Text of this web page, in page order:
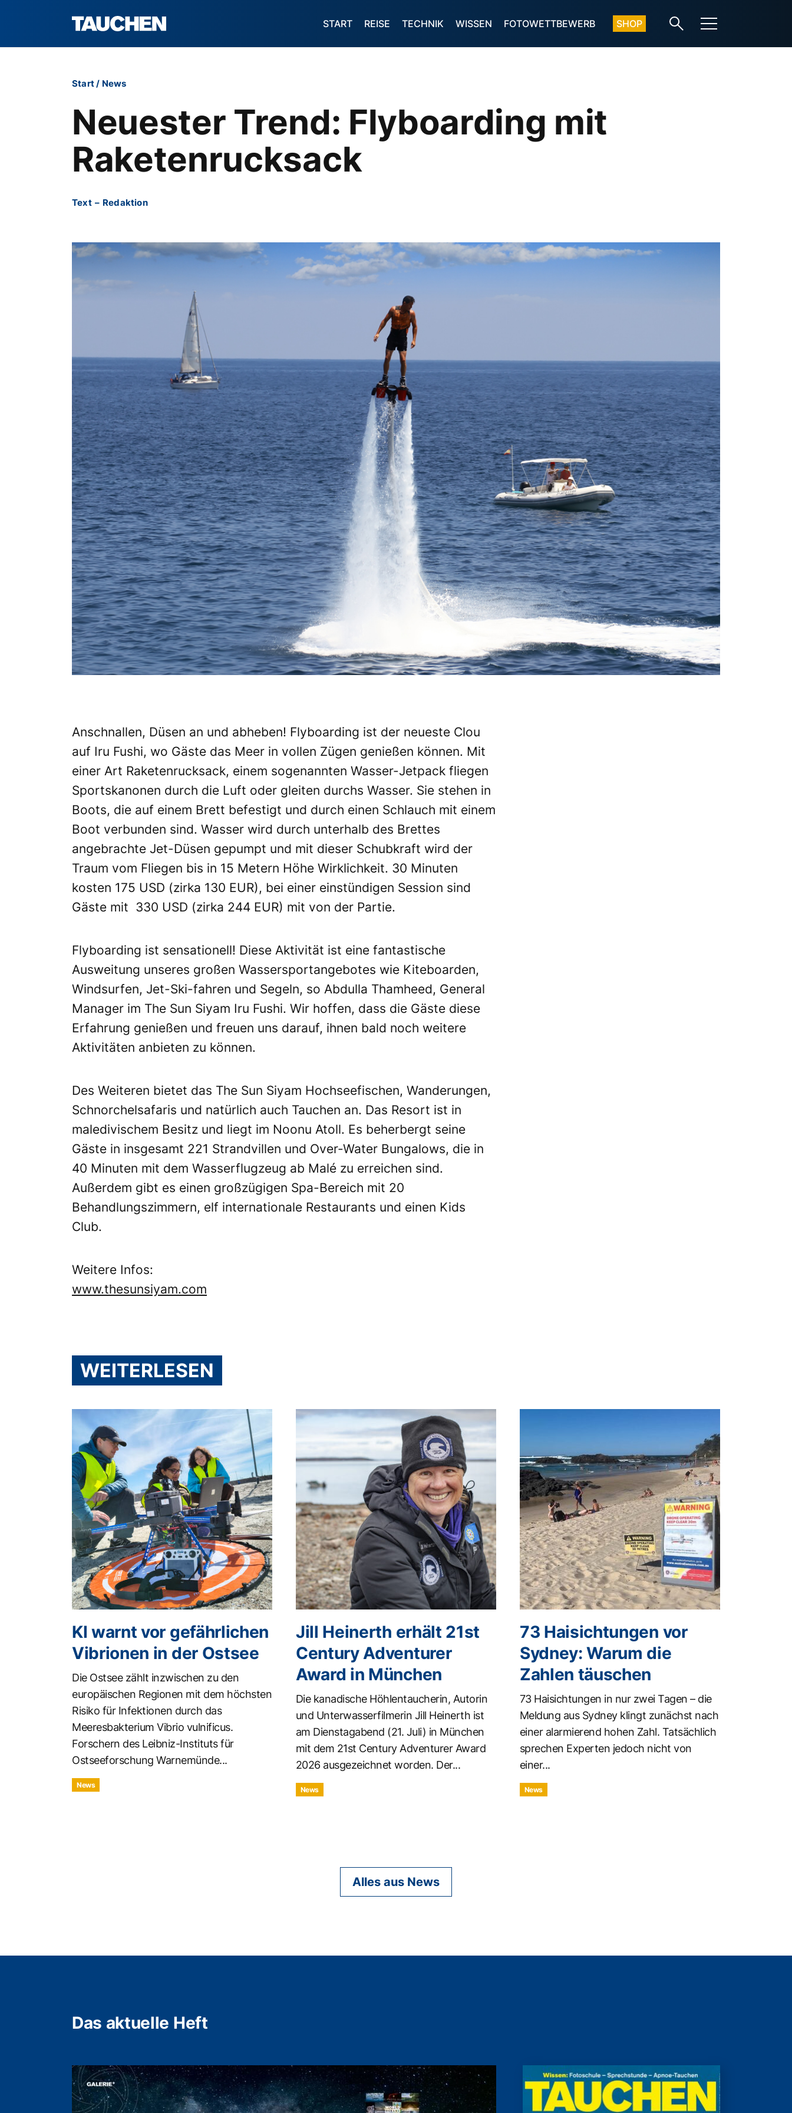
START REISE TECHNIK WISSEN FOTOWETTBEWERB SHOP
Start/ News
Neuester Trend: Flyboarding mit
Raketenrucksack
Text – Redaktion
Anschnallen, Düsen an und abheben! Flyboarding ist der neueste Clou
auf Iru Fushi, wo Gäste das Meer in vollen Zügen genießen können. Mit
einer Art Raketenrucksack, einem sogenannten Wasser-Jetpack fliegen
Sportskanonen durch die Luft oder gleiten durchs Wasser. Sie stehen in
Boots, die auf einem Brett befestigt und durch einen Schlauch mit einem
Boot verbunden sind. Wasser wird durch unterhalb des Brettes
angebrachte Jet-Düsen gepumpt und mit dieser Schubkraft wird der
Traum vom Fliegen bis in 15 Metern Höhe Wirklichkeit. 30 Minuten
kosten 175 USD (zirka 130 EUR), bei einer einstündigen Session sind
Gäste mit 330 USD (zirka 244 EUR) mit von der Partie.
Flyboarding ist sensationell! Diese Aktivität ist eine fantastische
Ausweitung unseres großen Wassersportangebotes wie Kiteboarden,
Windsurfen, Jet-Ski-fahren und Segeln, so Abdulla Thamheed, General
Manager im The Sun Siyam Iru Fushi. Wir hoffen, dass die Gäste diese
Erfahrung genießen und freuen uns darauf, ihnen bald noch weitere
Aktivitäten anbieten zu können.
Des Weiteren bietet das The Sun Siyam Hochseefischen, Wanderungen,
Schnorchelsafaris und natürlich auch Tauchen an. Das Resort ist in
maledivischem Besitz und liegt im Noonu Atoll. Es beherbergt seine
Gäste in insgesamt 221 Strandvillen und Over-Water Bungalows, die in
40 Minuten mit dem Wasserflugzeug ab Malé zu erreichen sind.
Außerdem gibt es einen großzügigen Spa-Bereich mit 20
Behandlungszimmern, elf internationale Restaurants und einen Kids
Club.
Weitere Infos:
www.thesunsiyam.com
WEITERLESEN
KI warnt vor gefährlichen
Vibrionen in der Ostsee
Die Ostsee zählt inzwischen zu den
europäischen Regionen mit dem höchsten
Risiko für Infektionen durch das
Meeresbakterium Vibrio vulnificus.
Forschern des Leibniz-Instituts für
Ostseeforschung Warnemünde...
News
Jill Heinerth erhält 21st
Century Adventurer
Award in München
Die kanadische Höhlentaucherin, Autorin
und Unterwasserfilmerin Jill Heinerth ist
am Dienstagabend (21. Juli) in München
mit dem 21st Century Adventurer Award
2026 ausgezeichnet worden. Der...
News
73 Haisichtungen vor
Sydney: Warum die
Zahlen täuschen
73 Haisichtungen in nur zwei Tagen – die
Meldung aus Sydney klingt zunächst nach
einer alarmierend hohen Zahl. Tatsächlich
sprechen Experten jedoch nicht von
einer...
News
Alles aus News
Das aktuelle Heft